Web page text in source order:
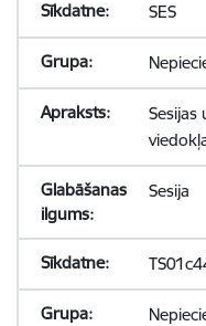
SES
Sesijas
Sesija